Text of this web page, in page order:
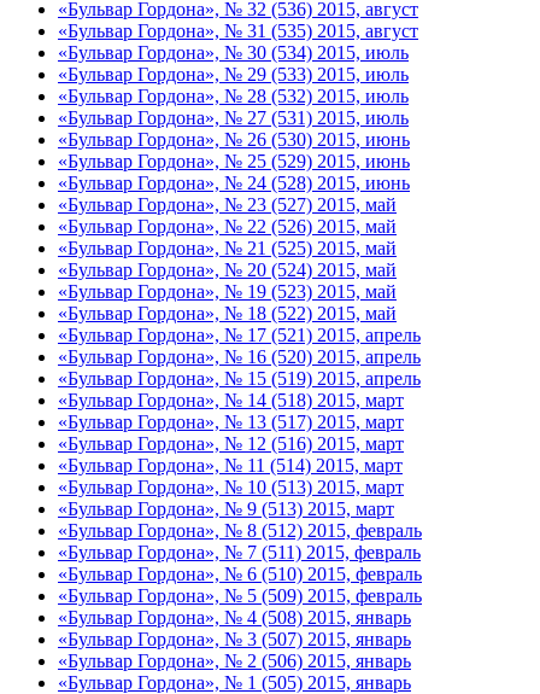
«Бульвар Гордона», № 32 (536) 2015, август
«Бульвар Гордона», № 31 (535) 2015, август
«Бульвар Гордона», № 30 (534) 2015, июль
«Бульвар Гордона», № 29 (533) 2015, июль
«Бульвар Гордона», № 28 (532) 2015, июль
«Бульвар Гордона», № 27 (531) 2015, июль
«Бульвар Гордона», № 26 (530) 2015, июнь
«Бульвар Гордона», № 25 (529) 2015, июнь
«Бульвар Гордона», № 24 (528) 2015, июнь
«Бульвар Гордона», № 23 (527) 2015, май
«Бульвар Гордона», № 22 (526) 2015, май
«Бульвар Гордона», № 21 (525) 2015, май
«Бульвар Гордона», № 20 (524) 2015, май
«Бульвар Гордона», № 19 (523) 2015, май
«Бульвар Гордона», № 18 (522) 2015, май
«Бульвар Гордона», № 17 (521) 2015, апрель
«Бульвар Гордона», № 16 (520) 2015, апрель
«Бульвар Гордона», № 15 (519) 2015, апрель
«Бульвар Гордона», № 14 (518) 2015, март
«Бульвар Гордона», № 13 (517) 2015, март
«Бульвар Гордона», № 12 (516) 2015, март
«Бульвар Гордона», № 11 (514) 2015, март
«Бульвар Гордона», № 10 (513) 2015, март
«Бульвар Гордона», № 9 (513) 2015, март
«Бульвар Гордона», № 8 (512) 2015, февраль
«Бульвар Гордона», № 7 (511) 2015, февраль
«Бульвар Гордона», № 6 (510) 2015, февраль
«Бульвар Гордона», № 5 (509) 2015, февраль
«Бульвар Гордона», № 4 (508) 2015, январь
«Бульвар Гордона», № 3 (507) 2015, январь
«Бульвар Гордона», № 2 (506) 2015, январь
«Бульвар Гордона», № 1 (505) 2015, январь